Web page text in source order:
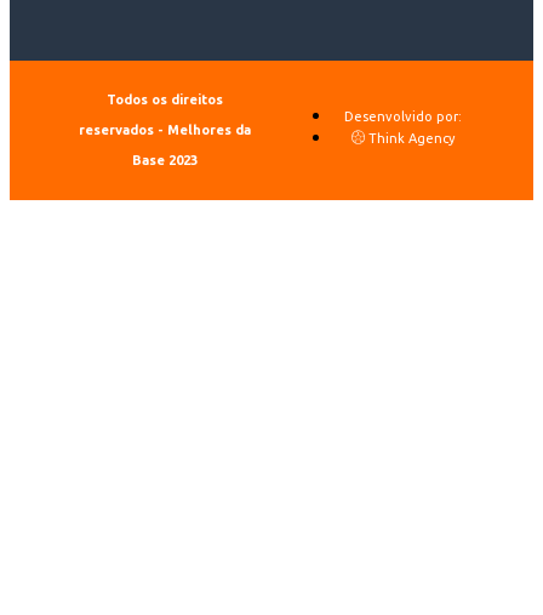
Todos os direitos
reservados - Melhores da
Base 2023
Desenvolvido por:
Think Agency